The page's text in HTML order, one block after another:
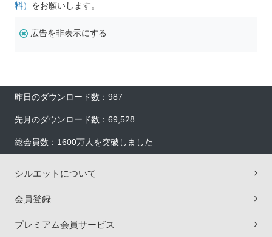
料） をお願いします。
広告を非表示にする
昨日のダウンロード数：987
先月のダウンロード数：69,528
総会員数：1600万人を突破しました
シルエットについて
会員登録
プレミアム会員サービス